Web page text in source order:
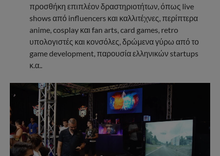
προσθήκη επιπλέον δραστηριοτήτων, όπως live
shows από influencers και καλλιτέχνες, περίπτερα
anime, cosplay και fan arts, card games, retro
υπολογιστές και κονσόλες, δρώμενα γύρω από το
game development, παρουσία ελληνικών startups
κ.α..